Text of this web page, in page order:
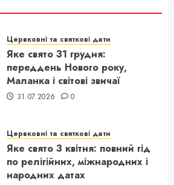
Цервковні та святкові дати
Яке свято 31 грудня:
переддень Нового року,
Маланка і світові звичаї
31.07.2026 0
Цервковні та святкові дати
Яке свято 3 квітня: повний гід
по релігійних, міжнародних і
народних датах